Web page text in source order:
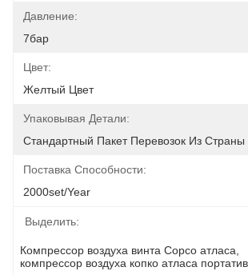
Давление:
7бар
Цвет:
Желтый Цвет
Упаковывая Детали:
Стандартный Пакет Перевозок Из Страны
Поставка Способности:
2000set/year
Выделить:
Компрессор воздуха винта Copco атласа
компрессор воздуха копко атласа